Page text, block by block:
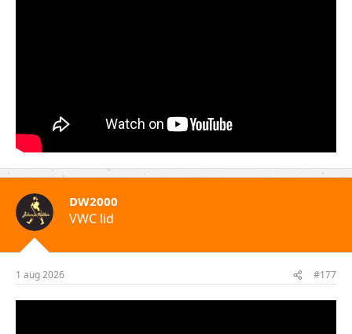
DW2000
VWC lid
1 aug 2026 #177